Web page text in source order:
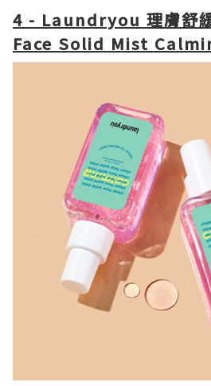
4 - Laundryou 理膚舒
Face Solid Mist